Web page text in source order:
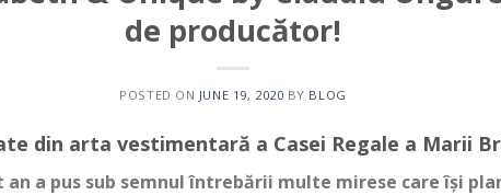
de producător!
POSTED ON JUNE 19, 2020 BY BLOG
din arta vestimentară a Casei Regale a Marii
a pus sub semnul întrebării multe mirese care își